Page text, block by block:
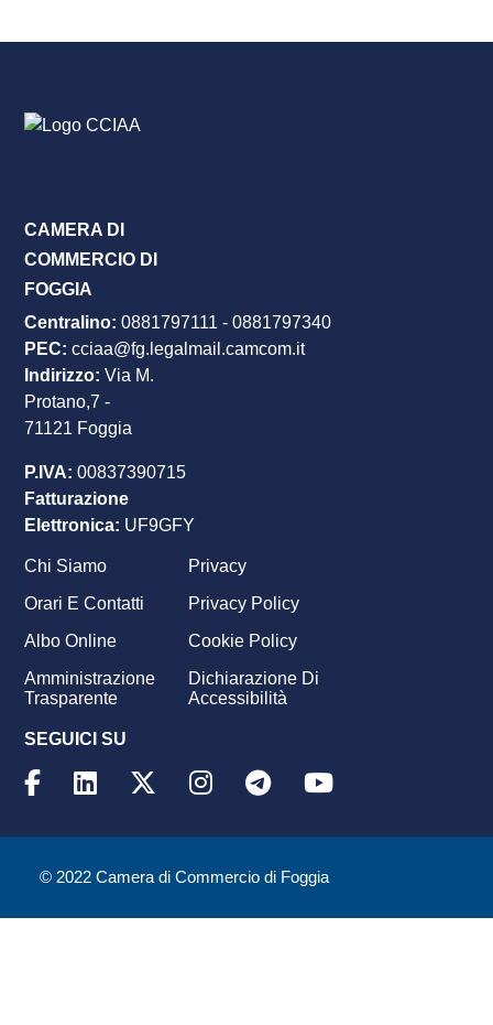
CAMERA DI
COMMERCIO DI
FOGGIA
Centralino: 0881797111 - 0881797340
PEC: cciaa@fg.legalmail.camcom.it
Indirizzo: Via M.
Protano,7 -
71121 Foggia
P.IVA: 00837390715
Fatturazione
Elettronica: UF9GFY
Footer
menu
Chi Siamo
Orari E Contatti
Albo Online
Amministrazione
Trasparente
Privacy
Privacy Policy
Cookie Policy
Dichiarazione Di
Accessibilità
SEGUICI SU
© 2022 Camera di Commercio di Foggia